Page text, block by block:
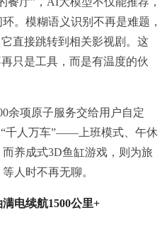
。模糊语义识别不再是难题，
直接跳转到相关影视剧。这
只是工具，而是有温度的伙
余项原子服务交给用户自定
千人万车”——上班模式、午休
养成式3D鱼缸游戏，则为旅
人时不再无聊。
电续航1500公里+